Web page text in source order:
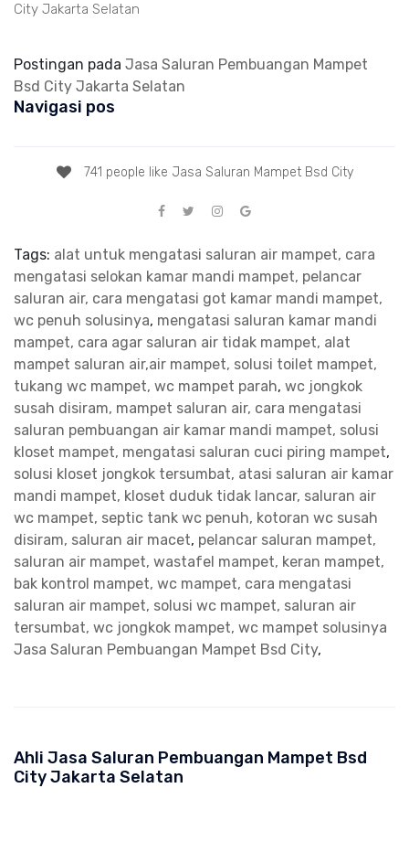
City Jakarta Selatan
Postingan pada Jasa Saluran Pembuangan Mampet
Bsd City Jakarta Selatan
Navigasi pos
741 people like Jasa Saluran Mampet Bsd City
Tags: alat untuk mengatasi saluran air mampet, cara
mengatasi selokan kamar mandi mampet, pelancar
saluran air, cara mengatasi got kamar mandi mampet,
wc penuh solusinya, mengatasi saluran kamar mandi
mampet, cara agar saluran air tidak mampet, alat
mampet saluran air,air mampet, solusi toilet mampet,
tukang wc mampet, wc mampet parah, wc jongkok
susah disiram, mampet saluran air, cara mengatasi
saluran pembuangan air kamar mandi mampet, solusi
kloset mampet, mengatasi saluran cuci piring mampet,
solusi kloset jongkok tersumbat, atasi saluran air kamar
mandi mampet, kloset duduk tidak lancar, saluran air
wc mampet, septic tank wc penuh, kotoran wc susah
disiram, saluran air macet, pelancar saluran mampet,
saluran air mampet, wastafel mampet, keran mampet,
bak kontrol mampet, wc mampet, cara mengatasi
saluran air mampet, solusi wc mampet, saluran air
tersumbat, wc jongkok mampet, wc mampet solusinya
Jasa Saluran Pembuangan Mampet Bsd City,
Ahli Jasa Saluran Pembuangan Mampet Bsd
City Jakarta Selatan